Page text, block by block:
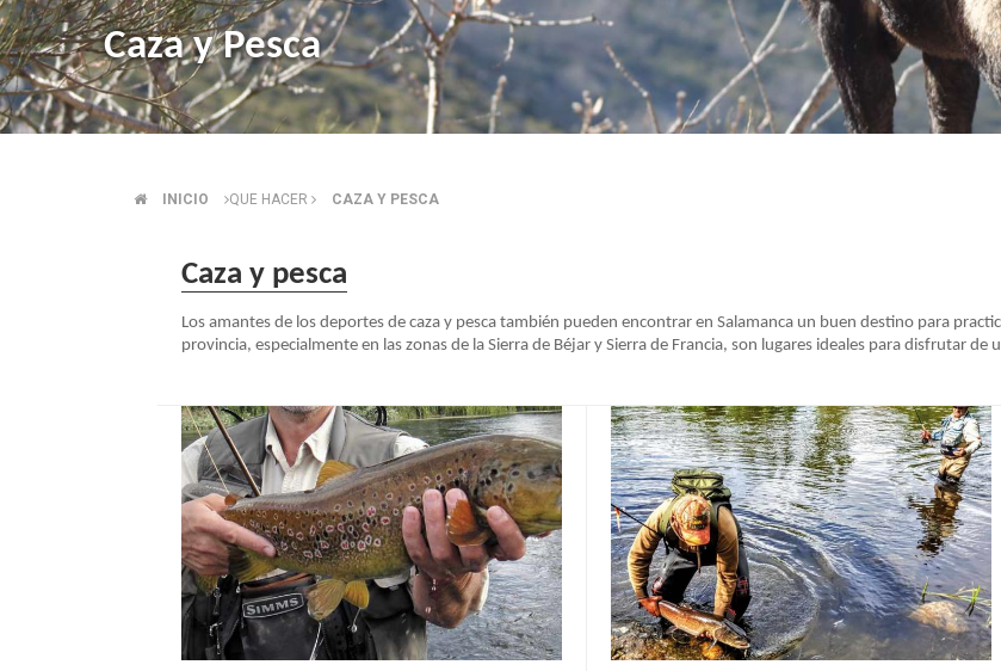
Caza y Pesca
SOBRESCRIBIR
ENLACES
AYUDA
NAVEGACIÓN
INICIO QUE HACER CAZA Y PESCA
Caza y pesca
Los amantes de los deportes de caza y pesca también pueden encontrar en Salamanca un buen destino para
provincia, especialmente en las zonas de la Sierra de Béjar y Sierra de Francia, son lugares ideales para disfrutar de